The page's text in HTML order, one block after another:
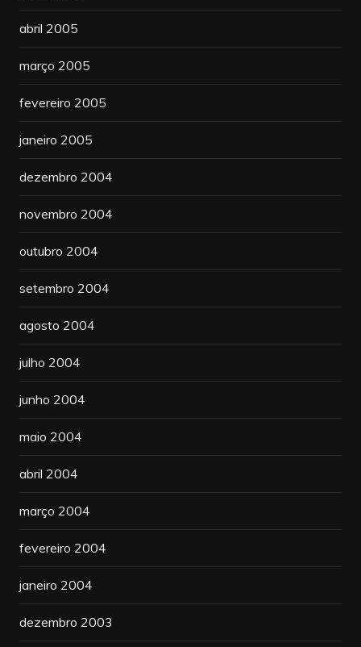
abril 2005
março 2005
fevereiro 2005
janeiro 2005
dezembro 2004
novembro 2004
outubro 2004
setembro 2004
agosto 2004
julho 2004
junho 2004
maio 2004
abril 2004
março 2004
fevereiro 2004
janeiro 2004
dezembro 2003